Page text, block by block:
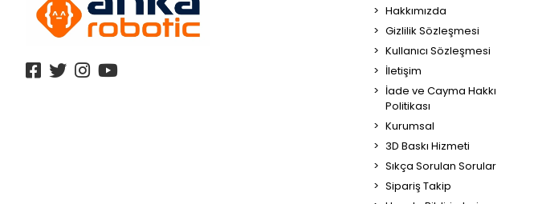
Hakkımızda
Gizlilik Sözleşmesi
Kullanıcı Sözleşmesi
İletişim
İade ve Cayma Hakkı
Politikası
Kurumsal
3D Baskı Hizmeti
Sıkça Sorulan Sorular
Sipariş Takip